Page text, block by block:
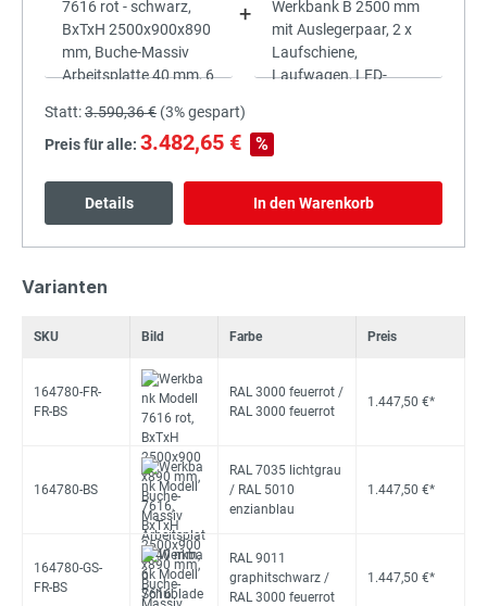
+
Statt:3.590,36 € (3%gespart)
Preis für alle: 3.482,65 € %
Details In den Warenkorb
Varianten
SKU Bild Farbe Preis
164780-FR-
FR-BS
RAL 3000 feuerrot /
RAL 3000 feuerrot
1.447,50 €*
164780-BS
RAL 7035 lichtgrau
/ RAL 5010
enzianblau
1.447,50 €*
164780-GS-
FR-BS
RAL 9011
graphitschwarz /
RAL 3000 feuerrot
1.447,50 €*